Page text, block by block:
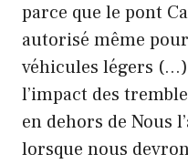
parce que le pont
autorisé même
véhicules légers (…)
l’impact des
en dehors de Nous
lorsque nous